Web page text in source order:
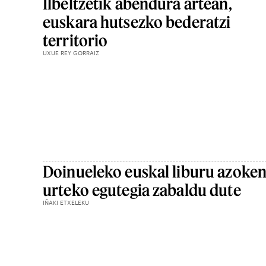
euskara hutsezko bederatzi
territorio
UXUE REY GORRAIZ
Doinueleko euskal liburu
urteko egutegia zabaldu dute
IÑAKI ETXELEKU